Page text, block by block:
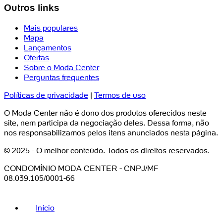
Outros links
Mais populares
Mapa
Lançamentos
Ofertas
Sobre o Moda Center
Perguntas frequentes
Políticas de privacidade | Termos de uso
O Moda Center não é dono dos produtos oferecidos neste
site, nem participa da negociação deles. Dessa forma, não
nos responsabilizamos pelos itens anunciados nesta página.
© 2025 - O melhor conteúdo. Todos os direitos reservados.
CONDOMÍNIO MODA CENTER - CNPJ/MF
08.039.105/0001-66
Início